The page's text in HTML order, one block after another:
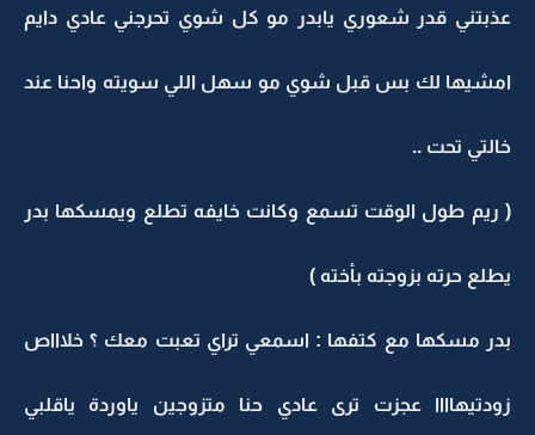
عذبتني قدر شعوري يابدر مو كل شوي تحرجني عادي دايم
امشيها لك بس قبل شوي مو سهل اللي سويته واحنا عند
خالتي تحت ..
( ريم طول الوقت تسمع وكانت خايفه تطلع ويمسكها بدر
يطلع حرته بزوجته بأخته )
بدر مسكها مع كتفها : اسمعي تراي تعبت معك ؟ خلاااص
زودتيهاااا عجزت ترى عادي حنا متزوجين ياوردة ياقلبي